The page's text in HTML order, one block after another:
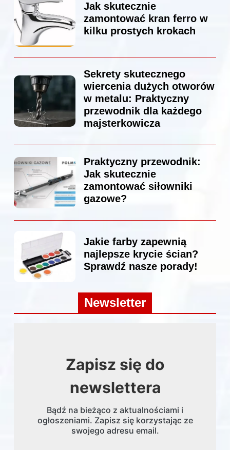
Jak skutecznie
zamontować kran ferro w
kilku prostych krokach
Sekrety skutecznego
wiercenia dużych otworów
w metalu: Praktyczny
przewodnik dla każdego
majsterkowicza
Praktyczny przewodnik:
Jak skutecznie
zamontować siłowniki
gazowe?
Jakie farby zapewnią
najlepsze krycie ścian?
Sprawdź nasze porady!
Newsletter
Zapisz się do
newslettera
Bądź na bieżąco z aktualnościami i
ogłoszeniami. Zapisz się korzystając ze
swojego adresu email.